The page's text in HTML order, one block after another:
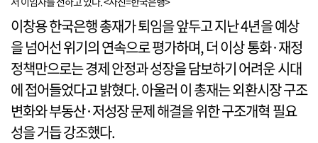
이창용 한국은행 총재가 퇴임을 앞두고 지난 4년을 예상
을 넘어선 위기의 연속으로 평가하며, 더 이상 통화·재정
정책만으로는 경제 안정과 성장을 담보하기 어려운 시대
에 접어들었다고 밝혔다. 아울러 이 총재는 외환시장 구조
변화와 부동산·저성장 문제 해결을 위한 구조개혁 필요
성을 거듭 강조했다.